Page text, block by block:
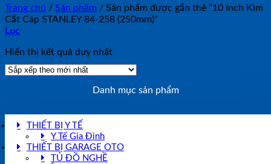
Trang chủ / Sản phẩm / Sản phẩm được gắn thẻ “10 inch Kìm
Cắt Cáp STANLEY 84-258 (250mm)”
Lọc
Hiển thị kết quả duy nhất
Danh mục sản phẩm
THIẾT BỊ Y TẾ
Y Tế Gia Đình
THIẾT BỊ GARAGE OTO
TỦ ĐỒ NGHỀ